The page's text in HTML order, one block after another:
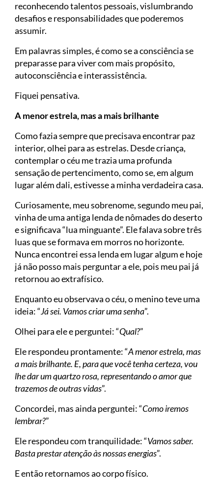
reconhecendo talentos pessoais, vislumbrando
desafios e responsabilidades que poderemos
assumir.
Em palavras simples, é como se a consciência se
preparasse para viver com mais propósito,
autoconsciência e interassistência.
Fiquei pensativa.
A menor estrela, mas a mais brilhante
Como fazia sempre que precisava encontrar paz
interior, olhei para as estrelas. Desde criança,
contemplar o céu me trazia uma profunda
sensação de pertencimento, como se, em algum
lugar além dali, estivesse a minha verdadeira casa.
Curiosamente, meu sobrenome, segundo meu pai,
vinha de uma antiga lenda de nômades do deserto
e significava “lua minguante”. Ele falava sobre três
luas que se formava em morros no horizonte.
Nunca encontrei essa lenda em lugar algum e hoje
já não posso mais perguntar a ele, pois meu pai já
retornou ao extrafísico.
Enquanto eu observava o céu, o menino teve uma
ideia: “Já sei. Vamos criar uma senha”.
Olhei para ele e perguntei: “Qual?”
Ele respondeu prontamente: “A menor estrela, mas
a mais brilhante. E, para que você tenha certeza, vou
lhe dar um quartzo rosa, representando o amor que
trazemos de outras vidas”.
Concordei, mas ainda perguntei: “Como iremos
lembrar?”
Ele respondeu com tranquilidade: “Vamos saber.
Basta prestar atenção às nossas energias”.
E então retornamos ao corpo físico.